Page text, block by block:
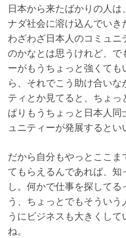
日本から来たばかりの人
ナダ社会に溶け込んでい
わざわざ日本人のコミュ
のかなとは思うけれど、
ーがもうちょっと強くて
ら、それでこう助け合い
ティとか見てると、ちょ
ぱりもうちょっと日本人同
ュニティーが発展するとい
だから自分もやっとここ
てもらえるんであれば、
し。何かで仕事を探して
う、ちょっとでもそうい
うにビジネスも大きくし
ね。